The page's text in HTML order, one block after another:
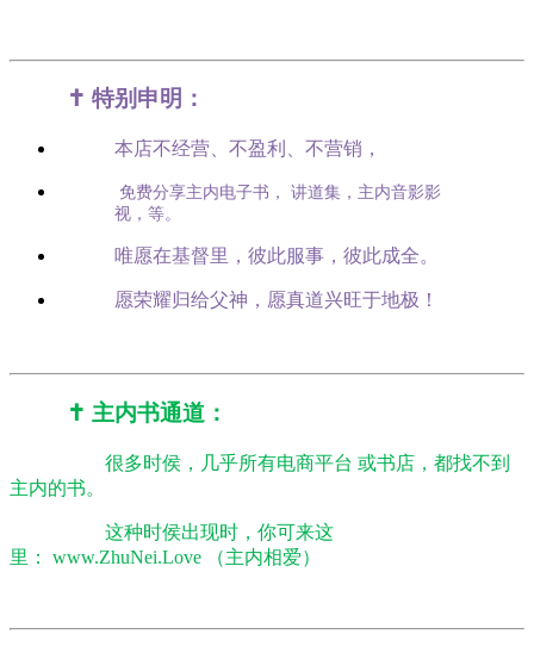
✝️ 特别申明：
本店不经营、不盈利、不营销，
免费分享主内电子书， 讲道集，主内音影影
视，等。
唯愿在基督里，彼此服事，彼此成全。
愿荣耀归给父神，愿真道兴旺于地极！
✝️ 主内书通道：
很多时侯，几乎所有电商平台 或书店，都找不到
主内的书。
这种时侯出现时，你可来这
里： www.ZhuNei.Love （主内相爱）